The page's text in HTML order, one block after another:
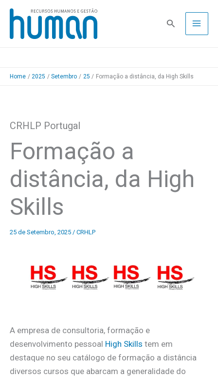
Skip
content
Pesquisa
Home 2025 Setembro 25 Formação a distância, da High Skills
CRHLP Portugal
Formação a
distância, da High
Skills
25 de Setembro, 2025 / CRHLP
A empresa de consultoria, formação e
desenvolvimento pessoal High Skills tem em
destaque no seu catálogo de formação a distância
diversos cursos que abarcam a generalidade do